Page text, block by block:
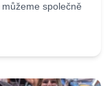
společně